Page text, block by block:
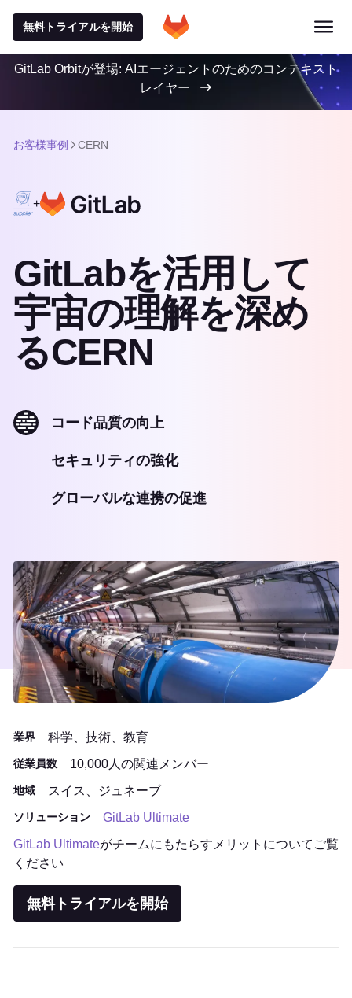
無料トライアルを開始
GitLab Orbitが登場: AIエージェントのためのコンテキスト
レイヤー
お客様事例 CERN
+
GitLabを活用して
宇宙の理解を深め
るCERN
コード品質の向上
セキュリティの強化
グローバルな連携の促進
業界 科学、技術、教育
従業員数 10,000人の関連メンバー
地域 スイス、ジュネーブ
ソリューション
GitLab Ultimate
GitLab Ultimateがチームにもたらすメリットについてご覧
ください
無料トライアルを開始